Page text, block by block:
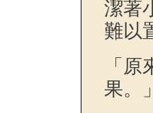
潔著
難以
「
果。」